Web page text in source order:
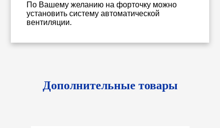
По Вашему желанию на форточку можно
установить систему автоматической
вентиляции.
Дополнительные товары